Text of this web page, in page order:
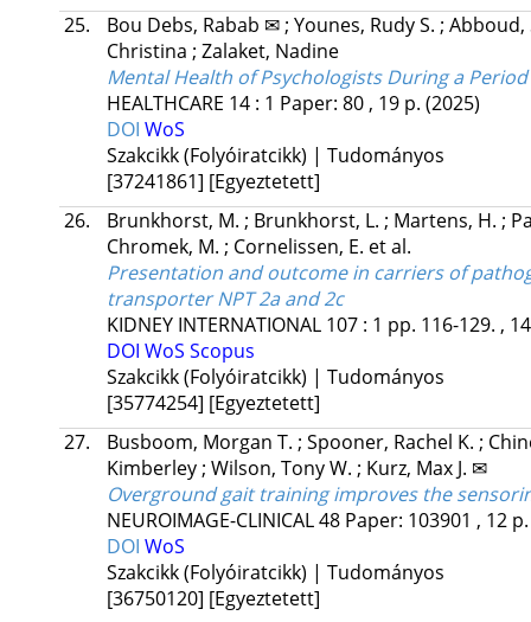
25.
Bou Debs, Rabab ✉ ; Younes, Rudy S. ;
Christina ; Zalaket, Nadine
Mental Health of Psychologists During a
HEALTHCARE 14: 1 Paper: 80 , 19 p. (2025)
DOI WoS
Szakcikk (Folyóiratcikk) | Tudományos
[37241861] [Egyeztetett]
26.
Brunkhorst, M. ; Brunkhorst, L. ; Martens, H. ;
Chromek, M. ; Cornelissen, E. et al.
Presentation and outcome in carriers of
transporter NPT 2a and 2c
KIDNEY INTERNATIONAL 107: 1 pp. 116-129. ,
DOI WoS Scopus
Szakcikk (Folyóiratcikk) | Tudományos
[35774254] [Egyeztetett]
27.
Busboom, Morgan T. ; Spooner, Rachel K. ;
Kimberley ; Wilson, Tony W. ; Kurz, Max J. ✉
Overground gait training improves the
NEUROIMAGE-CLINICAL48 Paper: 103901 , 12
DOI WoS
Szakcikk (Folyóiratcikk) | Tudományos
[36750120] [Egyeztetett]